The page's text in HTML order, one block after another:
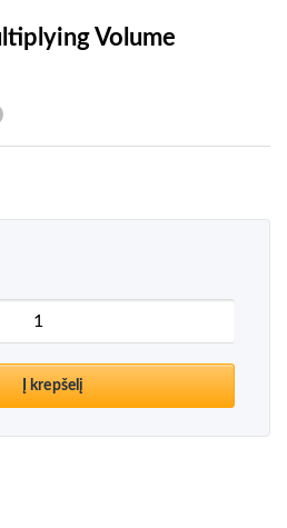
Volume
Caviar Multiplying
Į krepšelį